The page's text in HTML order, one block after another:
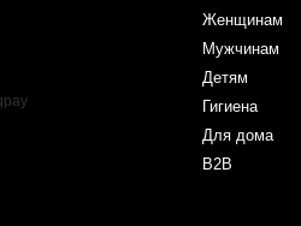
Женщинам
Мужчинам
Детям
Гигиена
Для дома
B2B